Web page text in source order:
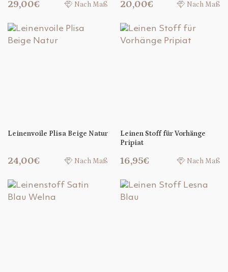
29,00€ Nach Maß 20,00€ Nach Maß
Leinenvoile Plisa Beige Natur
24,00€ Nach Maß
Leinen Stoff für Vorhänge
Pripiat
16,95€ Nach Maß